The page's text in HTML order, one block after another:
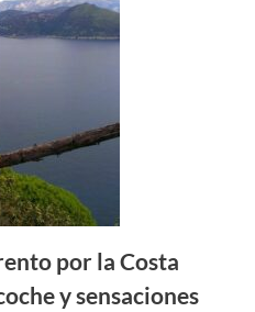
por la Costa
y sensaciones